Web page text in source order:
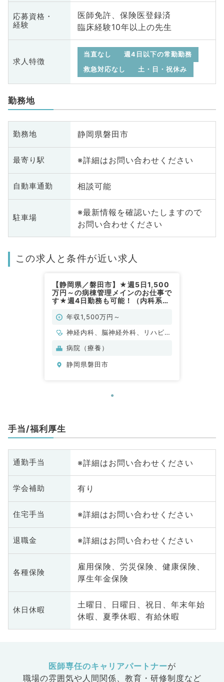
応募資格・
経験
医師免許、保険医登録済
臨床経験10年以上の先生
求人特徴
当直なし
週4日以下の常勤勤務
救急対応なし
土・日・祝休み
勤務地
勤務地 静岡県磐田市
最寄り駅 ※詳細はお問い合わせください
自動車通勤 相談可能
駐車場
※最新情報を確認いたしますので
お問い合わせください
この求人と条件が近い求人
【静岡県／磐田市】★週5日1,500
万円～の病棟管理メインのお仕事で
す★週4日勤務も可能！（内科系／
年収1,500万円～
神経内科、脳神経外科、リハビリ
テーション科、一般内科、呼吸器
病院（療養）
静岡県磐田市
手当/福利厚生
通勤手当 ※詳細はお問い合わせください
学会補助 有り
住宅手当 ※詳細はお問い合わせください
退職金 ※詳細はお問い合わせください
各種保険
雇用保険、労災保険、健康保険、
厚生年金保険
休日休暇
土曜日、日曜日、祝日、年末年始
休暇、夏季休暇、有給休暇
医師専任のキャリアパートナーが
職場の雰囲気や人間関係、 教育・研修制度など